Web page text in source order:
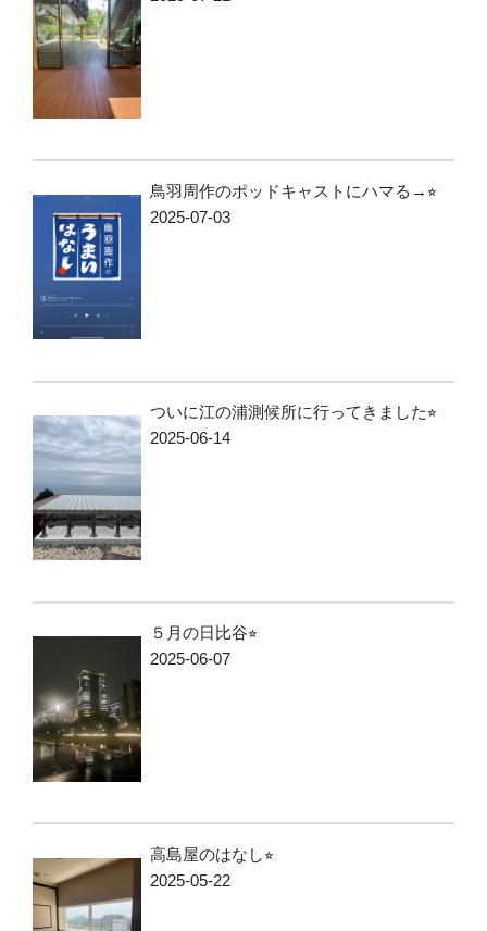
鳥羽周作のポッドキャストにハマる→⭐︎
2025-07-03
ついに江の浦測候所に行ってきました⭐︎
2025-06-14
５月の日比谷⭐︎
2025-06-07
高島屋のはなし⭐︎
2025-05-22